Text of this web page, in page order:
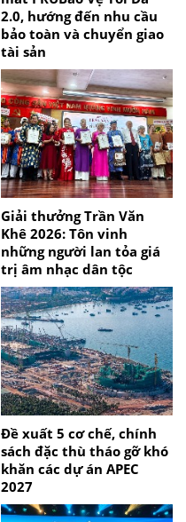
2.0, hướng đến nhu cầu
bảo toàn và chuyển giao
tài sản
Giải thưởng Trần Văn
Khê 2026: Tôn vinh
những người lan tỏa giá
trị âm nhạc dân tộc
Đề xuất 5 cơ chế, chính
sách đặc thù tháo gỡ khó
khăn các dự án APEC
2027